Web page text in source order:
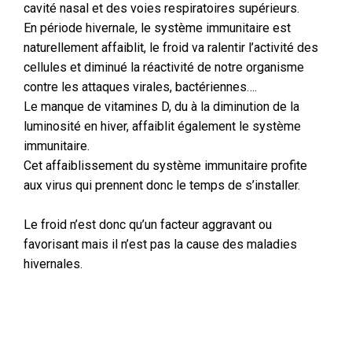
cavité nasal et des voies respiratoires supérieurs.
En période hivernale, le système immunitaire est
naturellement affaiblit, le froid va ralentir l’activité des
cellules et diminué la réactivité de notre organisme
contre les attaques virales, bactériennes….
Le manque de vitamines D, du à la diminution de la
luminosité en hiver, affaiblit également le système
immunitaire.
Cet affaiblissement du système immunitaire profite
aux virus qui prennent donc le temps de s’installer.
Le froid n’est donc qu’un facteur aggravant ou
favorisant mais il n’est pas la cause des maladies
hivernales.